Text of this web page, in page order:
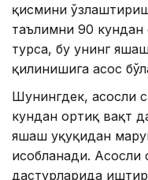
қисмини
таълимни 90 кундан
турса, бу унинг
қилинишига асос
Шунингдек, асосли
кундан ортиқ вақт
яшаш ҳуқуқидан
ҳисобланади.
дастурларида